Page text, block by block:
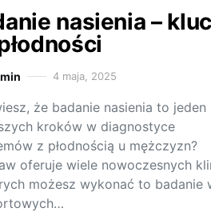
nasienia –
4 maja, 2025
że badanie nasienia to jeden
kroków w diagnostyce
z płodnością u mężczyzn?
oferuje wiele nowoczesnych
możesz wykonać to badanie